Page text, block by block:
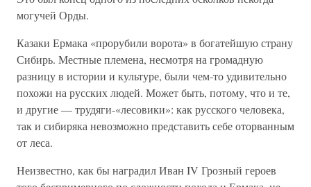
могучей Орды.
Казаки Ермака «прорубили ворота» в богатейшую страну
Сибирь. Местные племена, несмотря на громадную
разницу в истории и культуре, были чем-то удивительно
похожи на русских людей. Может быть, потому, что и те,
и другие — трудяги-«лесовики»: как русского человека,
так и сибиряка невозможно представить себе оторванным
от леса.
Неизвестно, как бы наградил Иван IV Грозный героев